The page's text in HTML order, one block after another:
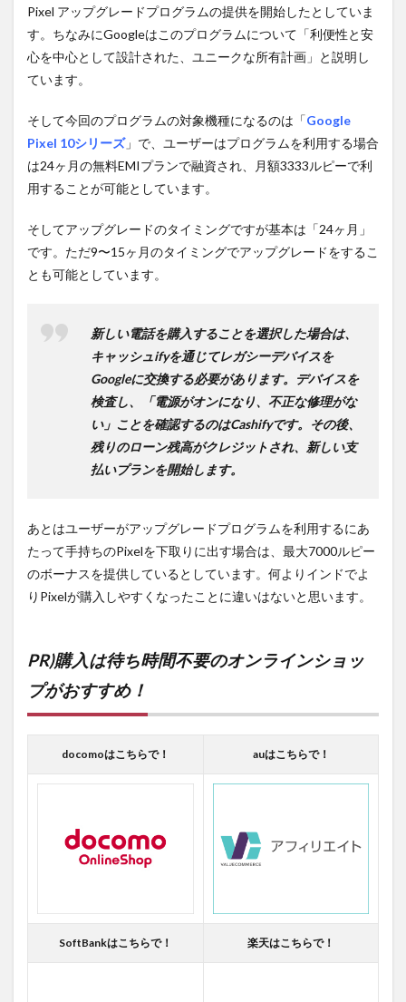
Pixel アップグレードプログラムの提供を開始したとしていま
す。ちなみにGoogleはこのプログラムについて「利便性と安
心を中心として設計された、ユニークな所有計画」と説明し
ています。
そして今回のプログラムの対象機種になるのは「Google
Pixel 10シリーズ」で、ユーザーはプログラムを利用する場合
は24ヶ月の無料EMIプランで融資され、月額3333ルピーで利
用することが可能としています。
そしてアップグレードのタイミングですが基本は「24ヶ月」
です。ただ9〜15ヶ月のタイミングでアップグレードをするこ
とも可能としています。
新しい電話を購入することを選択した場合は、
キャッシュifyを通じてレガシーデバイスを
Googleに交換する必要があります。デバイスを
検査し、「電源がオンになり、不正な修理がな
い」ことを確認するのはCashifyです。その後、
残りのローン残高がクレジットされ、新しい支
払いプランを開始します。
あとはユーザーがアップグレードプログラムを利用するにあ
たって手持ちのPixelを下取りに出す場合は、最大7000ルピー
のボーナスを提供しているとしています。何よりインドでよ
りPixelが購入しやすくなったことに違いはないと思います。
PR)購入は待ち時間不要のオンラインショッ
プがおすすめ！
docomoはこちらで！ auはこちらで！
SoftBankはこちらで！ 楽天はこちらで！